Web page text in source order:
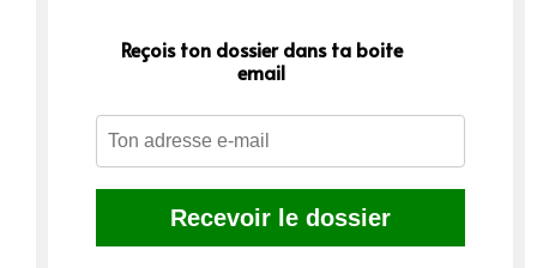
Reçois ton dossier dans ta boite
email